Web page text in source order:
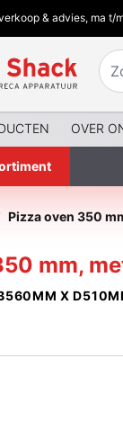
& advies, ma t/
OVER
mm,
X